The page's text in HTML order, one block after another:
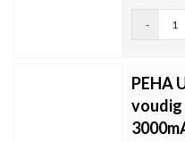
-
PEHA
voudig